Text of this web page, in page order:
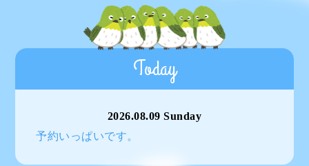
Today
2026.08.09 Sunday
予約いっぱいです。